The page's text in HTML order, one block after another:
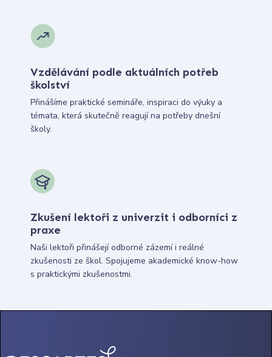
Vzdělávání podle aktuálních potřeb
školství
Přinášíme praktické semináře, inspiraci do výuky a
témata, která skutečně reagují na potřeby dnešní
školy.
Zkušení lektoři z univerzit i odborníci z
praxe
Naši lektoři přinášejí odborné zázemí i reálné
zkušenosti ze škol. Spojujeme akademické know-how
s praktickými zkušenostmi.